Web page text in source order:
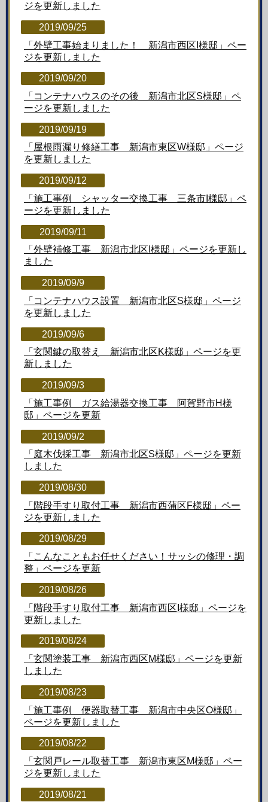
ジを更新しました
2019/09/25
「外壁工事始まりました！ 新潟市西区I様邸」ペー
ジを更新しました
2019/09/20
「コンテナハウスのその後 新潟市北区S様邸」ペ
ージを更新しました
2019/09/19
「屋根雨漏り修繕工事 新潟市東区W様邸」ページ
を更新しました
2019/09/12
「施工事例 シャッター交換工事 三条市I様邸」ペ
ージを更新しました
2019/09/11
「外壁補修工事 新潟市北区I様邸」ページを更新し
ました
2019/09/9
「コンテナハウス設置 新潟市北区S様邸」ページ
を更新しました
2019/09/6
「玄関鍵の取替え 新潟市北区K様邸」ページを更
新しました
2019/09/3
「施工事例 ガス給湯器交換工事 阿賀野市H様
邸」ページを更新
2019/09/2
「庭木伐採工事 新潟市北区S様邸」ページを更新
しました
2019/08/30
「階段手すり取付工事 新潟市西蒲区F様邸」ペー
ジを更新しました
2019/08/29
「こんなこともお任せください！サッシの修理・調
整」ページを更新
2019/08/26
「階段手すり取付工事 新潟市西区I様邸」ページを
更新しました
2019/08/24
「玄関塗装工事 新潟市西区M様邸」ページを更新
しました
2019/08/23
「施工事例 便器取替工事 新潟市中央区O様邸」
ページを更新しました
2019/08/22
「玄関戸レール取替工事 新潟市東区M様邸」ペー
ジを更新しました
2019/08/21